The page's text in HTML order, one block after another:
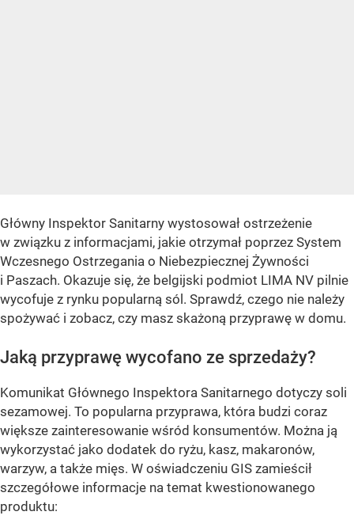
Główny Inspektor Sanitarny wystosował ostrzeżenie
w związku z informacjami, jakie otrzymał poprzez System
Wczesnego Ostrzegania o Niebezpiecznej Żywności
i Paszach. Okazuje się, że belgijski podmiot LIMA NV pilnie
wycofuje z rynku popularną sól. Sprawdź, czego nie należy
spożywać i zobacz, czy masz skażoną przyprawę w domu.
Jaką przyprawę wycofano ze sprzedaży?
Komunikat Głównego Inspektora Sanitarnego dotyczy soli
sezamowej. To popularna przyprawa, która budzi coraz
większe zainteresowanie wśród konsumentów. Można ją
wykorzystać jako dodatek do ryżu, kasz, makaronów,
warzyw, a także mięs. W oświadczeniu GIS zamieścił
szczegółowe informacje na temat kwestionowanego
produktu: